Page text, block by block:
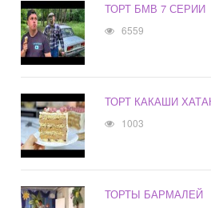
ТОРТ БМВ 7 СЕРИИ
6559
ТОРТ КАКАШИ
1003
ТОРТЫ БАРМАЛЕЙ